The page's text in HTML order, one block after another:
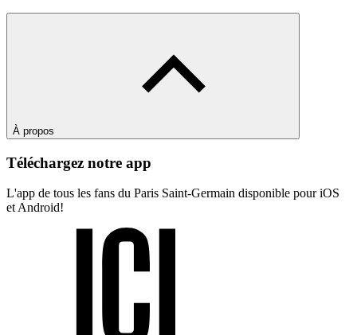
À propos
Téléchargez notre app
L'app de tous les fans du Paris Saint-Germain disponible pour iOS
et Android!